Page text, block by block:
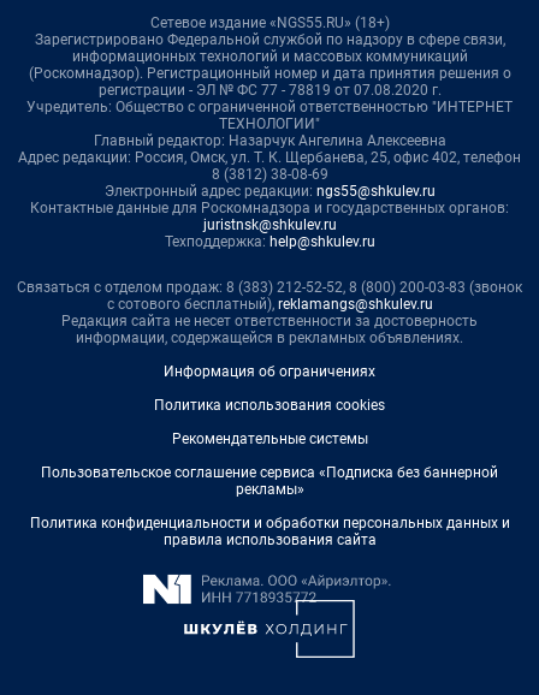
Сетевое издание «NGS55.RU» (18+)
Зарегистрировано Федеральной службой по надзору в сфере связи,
информационных технологий и массовых коммуникаций
(Роскомнадзор). Регистрационный номер и дата принятия решения о
регистрации - ЭЛ № ФС 77 - 78819 от 07.08.2020 г.
Учредитель: Общество с ограниченной ответственностью "ИНТЕРНЕТ
ТЕХНОЛОГИИ"
Главный редактор: Назарчук Ангелина Алексеевна
Адрес редакции: Россия, Омск, ул. Т. К. Щербанева, 25, офис 402, телефон
8 (3812) 38-08-69
Электронный адрес редакции: ngs55@shkulev.ru
Контактные данные для Роскомнадзора и государственных органов:
juristnsk@shkulev.ru
Техподдержка: help@shkulev.ru
Связаться с отделом продаж: 8 (383) 212-52-52, 8 (800) 200-03-83 (звонок
с сотового бесплатный), reklamangs@shkulev.ru
Редакция сайта не несет ответственности за достоверность
информации, содержащейся в рекламных объявлениях.
Информация об ограничениях
Политика использования cookies
Рекомендательные системы
Пользовательское соглашение сервиса «Подписка без баннерной
рекламы»
Политика конфиденциальности и обработки персональных данных и
правила использования сайта